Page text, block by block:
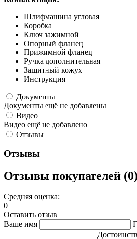
Шлифмашина угловая
Коробка
Ключ зажимной
Опорный фланец
Прижимной фланец
Ручка дополнительная
Защитный кожух
Инструкция
Документы
Документы ещё не добавлены
Видео
Видео ещё не добавлено
Отзывы
Отзывы
Отзывы покупателей (0)
Средняя оценка:
0
Оставить отзыв
Ваше имя